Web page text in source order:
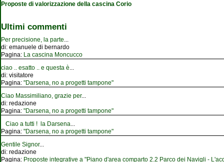
Proposte di valorizzazione della cascina Corio
Ultimi commenti
Per precisione, la parte...
di: emanuele di bernardo
Pagina: La cascina Moncucco
ciao .. esatto .. e questa è...
di: visitatore
Pagina: "Darsena, no a progetti tampone"
Ciao Massimiliano, grazie per...
di: redazione
Pagina: "Darsena, no a progetti tampone"
Ciao a tutti ! la Darsena...
Pagina: "Darsena, no a progetti tampone"
Gentile Signor...
di: redazione
Pagina: Proposte integrative a "Piano d'area comparto 2.2 Parco dei Navigli -